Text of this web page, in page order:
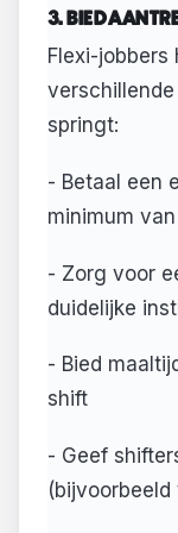
3. BIED
Flexi-jobbers
springt:
- Betaal een
minimum
- Zorg voor
duidelijke
- Bied
shift
- Geef